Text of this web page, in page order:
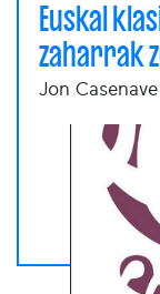
Euskal
zaharrak
Jon Casenave